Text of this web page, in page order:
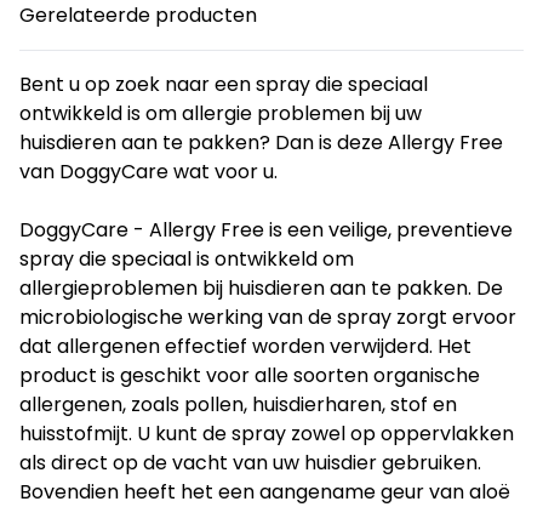
Gerelateerde producten
Bent u op zoek naar een spray die speciaal
ontwikkeld is om allergie problemen bij uw
huisdieren aan te pakken? Dan is deze Allergy Free
van DoggyCare wat voor u.
DoggyCare - Allergy Free is een veilige, preventieve
spray die speciaal is ontwikkeld om
allergieproblemen bij huisdieren aan te pakken. De
microbiologische werking van de spray zorgt ervoor
dat allergenen effectief worden verwijderd. Het
product is geschikt voor alle soorten organische
allergenen, zoals pollen, huisdierharen, stof en
huisstofmijt. U kunt de spray zowel op oppervlakken
als direct op de vacht van uw huisdier gebruiken.
Bovendien heeft het een aangename geur van aloë